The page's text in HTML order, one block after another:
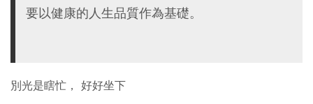
要以健康的人生品質作為基礎。
別光是瞎忙， 好好坐下